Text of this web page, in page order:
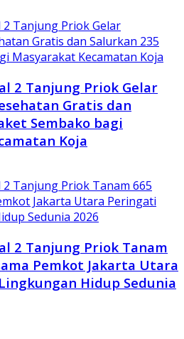
2 Tanjung Priok Gelar
Gratis dan
Sembako bagi
Koja
2 Tanjung Priok Tanam
Pemkot Jakarta Utara
Hidup Sedunia